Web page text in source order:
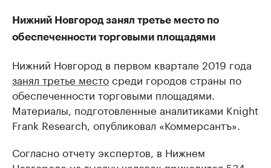
Нижний Новгород занял третье место по
обеспеченности торговыми площадями
Нижний Новгород в первом квартале 2019 года
занял третье местосреди городов страны по
обеспеченности торговыми площадями.
Материалы, подготовленные аналитиками Knight
Frank Research, опубликовал «Коммерсантъ».
Согласно отчету экспертов, в Нижнем